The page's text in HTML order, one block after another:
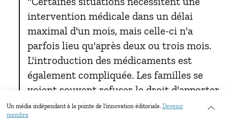
intervention médicale dans un délai
maximal d'un mois, mais celle-ci n'a
parfois lieu qu'après deux ou trois mois.
L'introduction des médicaments est
également compliquée. Les familles se
voient souvent refuser le droit d'apporter
les traitements à leurs proches au motif
que l'administration pénitentiaire fournit
Un média indépendant à la pointe de l’innovation éditoriale. Devenir
membre